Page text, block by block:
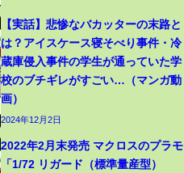
【実話】悲惨なバカッターの末路と
は？アイスケース寝そべり事件・冷
蔵庫侵入事件の学生が通っていた学
校のブチギレがすごい…（マンガ動
画）
2024年12月2日
2022年2月末発売 マクロスのプラモ
「1/72 リガード（標準量産型）